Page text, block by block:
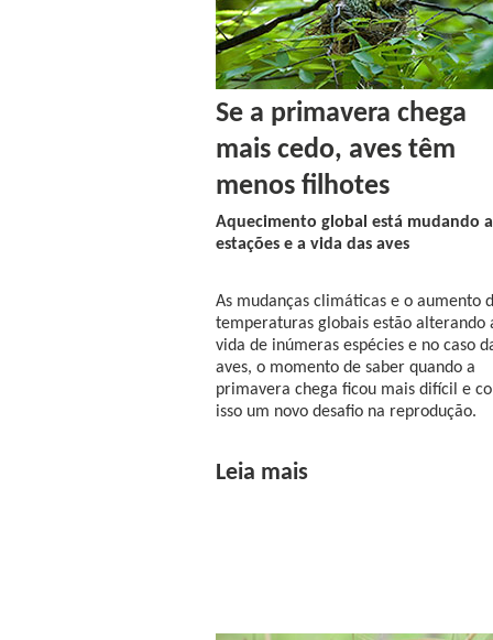
Se a primavera chega
mais cedo, aves têm
menos filhotes
Aquecimento global está mudando
estações e a vida das aves
As mudanças climáticas e o aumento
temperaturas globais estão alterando
vida de inúmeras espécies e no caso
aves, o momento de saber quando a
primavera chega ficou mais difícil e
isso um novo desafio na reprodução.
Leia mais